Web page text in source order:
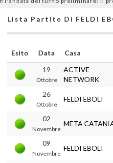
Lista Partite Di FELDI
Esito Data Casa
19
Ottobre
ACTIVE
NETWORK
26
Ottobre
FELDI EBOLI
02
Novembre
META
09
Novembre
FELDI EBOLI